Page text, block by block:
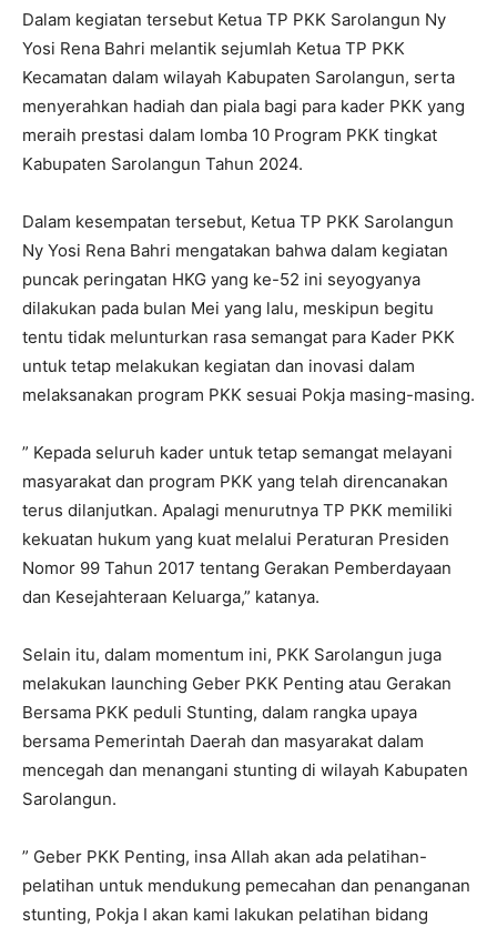
Dalam kegiatan tersebut Ketua TP PKK Sarolangun Ny
Yosi Rena Bahri melantik sejumlah Ketua TP PKK
Kecamatan dalam wilayah Kabupaten Sarolangun, serta
menyerahkan hadiah dan piala bagi para kader PKK yang
meraih prestasi dalam lomba 10 Program PKK tingkat
Kabupaten Sarolangun Tahun 2024.
Dalam kesempatan tersebut, Ketua TP PKK Sarolangun
Ny Yosi Rena Bahri mengatakan bahwa dalam kegiatan
puncak peringatan HKG yang ke-52 ini seyogyanya
dilakukan pada bulan Mei yang lalu, meskipun begitu
tentu tidak melunturkan rasa semangat para Kader PKK
untuk tetap melakukan kegiatan dan inovasi dalam
melaksanakan program PKK sesuai Pokja masing-masing.
” Kepada seluruh kader untuk tetap semangat melayani
masyarakat dan program PKK yang telah direncanakan
terus dilanjutkan. Apalagi menurutnya TP PKK memiliki
kekuatan hukum yang kuat melalui Peraturan Presiden
Nomor 99 Tahun 2017 tentang Gerakan Pemberdayaan
dan Kesejahteraan Keluarga,” katanya.
Selain itu, dalam momentum ini, PKK Sarolangun juga
melakukan launching Geber PKK Penting atau Gerakan
Bersama PKK peduli Stunting, dalam rangka upaya
bersama Pemerintah Daerah dan masyarakat dalam
mencegah dan menangani stunting di wilayah Kabupaten
Sarolangun.
” Geber PKK Penting, insa Allah akan ada pelatihan-
pelatihan untuk mendukung pemecahan dan penanganan
stunting, Pokja I akan kami lakukan pelatihan bidang